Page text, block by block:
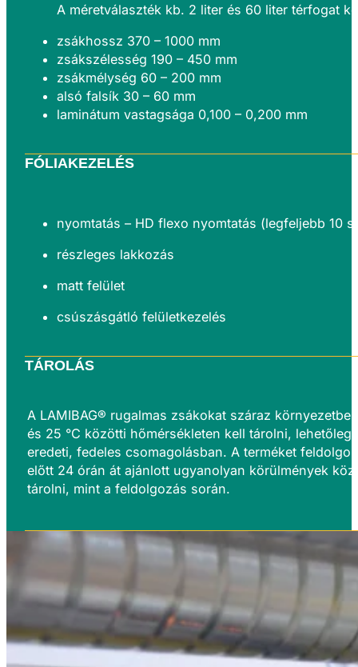
A méretválaszték kb. 2 liter és 60 liter térfogat
zsákhossz 370 – 1000 mm
zsákszélesség 190 – 450 mm
zsákmélység 60 – 200 mm
alsó falsík 30 – 60 mm
laminátum vastagsága 0,100 – 0,200 mm
FÓLIAKEZELÉS
nyomtatás – HD flexo nyomtatás (legfeljebb 10
részleges lakkozás
matt felület
csúszásgátló felületkezelés
TÁROLÁS
A LAMIBAG® rugalmas zsákokat száraz
és 25 °C közötti hőmérsékleten kell tárolni, lehetőleg
eredeti, fedeles csomagolásban. A terméket
előtt 24 órán át ajánlott ugyanolyan körülmények
tárolni, mint a feldolgozás során.